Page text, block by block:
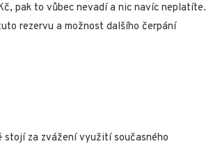
pak to vůbec nevadí a nic navíc neplatíte.
rezervu a možnost dalšího čerpání
za zvážení využití současného